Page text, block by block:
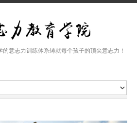
意志力训练体系铸就每个孩子的顶尖意志力！